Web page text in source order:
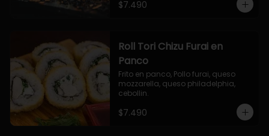
$7.490
Roll Tori Chizu Furai en
Panco
Frito en panco, Pollo furai, queso
mozzarella, queso philadelphia,
cebollin.
$7.490